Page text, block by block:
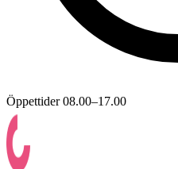
Öppettider 08.00–17.00